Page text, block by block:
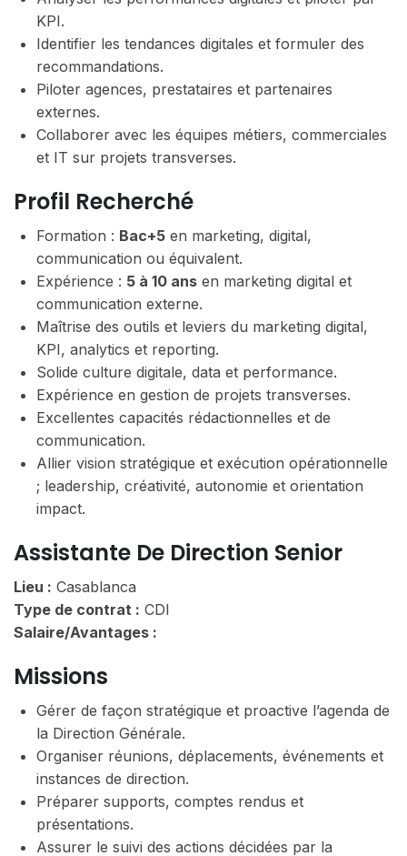
KPI.
Identifier les tendances digitales et formuler des
recommandations.
Piloter agences, prestataires et partenaires
externes.
Collaborer avec les équipes métiers, commerciales
et IT sur projets transverses.
Profil Recherché
Formation : Bac+5 en marketing, digital,
communication ou équivalent.
Expérience : 5 à 10 ans en marketing digital et
communication externe.
Maîtrise des outils et leviers du marketing digital,
KPI, analytics et reporting.
Solide culture digitale, data et performance.
Expérience en gestion de projets transverses.
Excellentes capacités rédactionnelles et de
communication.
Allier vision stratégique et exécution opérationnelle
; leadership, créativité, autonomie et orientation
impact.
Assistante De Direction Senior
Lieu : Casablanca
Type de contrat : CDI
Salaire/Avantages :
Missions
Gérer de façon stratégique et proactive l’agenda de
la Direction Générale.
Organiser réunions, déplacements, événements et
instances de direction.
Préparer supports, comptes rendus et
présentations.
Assurer le suivi des actions décidées par la